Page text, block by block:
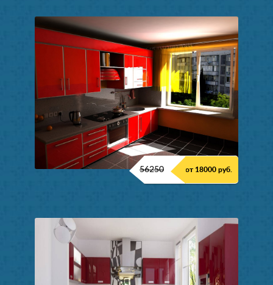
56250 от 18000 руб.